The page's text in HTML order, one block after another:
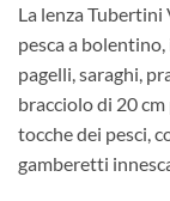
La lenza Tubertini
pesca a
pagelli, saraghi,
bracciolo di 20
tocche dei pesci,
gamberetti